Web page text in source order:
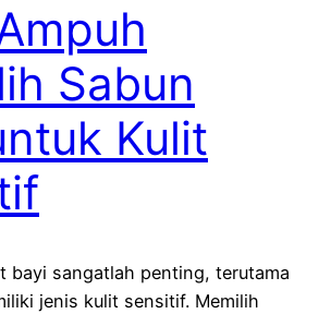
Sabun
Kulit
bayi sangatlah penting, terutama
jenis kulit sensitif. Memilih